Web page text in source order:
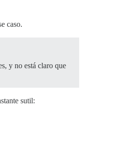
caso.
y no está claro que
sutil: